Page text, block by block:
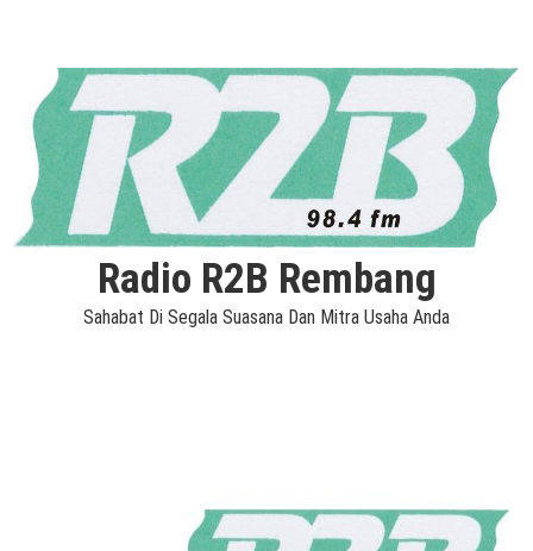
Radio R2B Rembang
Sahabat Di Segala Suasana Dan Mitra Usaha Anda